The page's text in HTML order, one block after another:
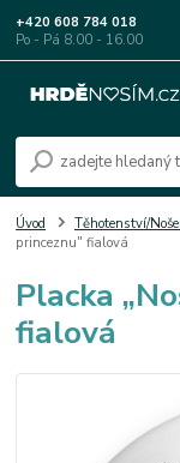
+420 608 784 018
Po - Pá 8.00 - 16.00
Úvod Těhotenství/
princeznu" fialová
Placka
fialová